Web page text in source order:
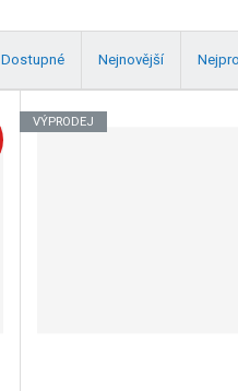
Dostupné Nejnovější
VÝPRODEJ